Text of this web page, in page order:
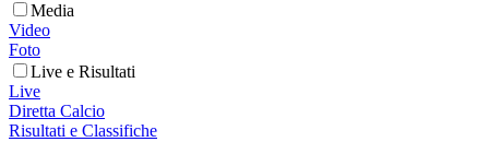
Media
Video
Foto
Live e Risultati
Live
Diretta Calcio
Risultati e Classifiche